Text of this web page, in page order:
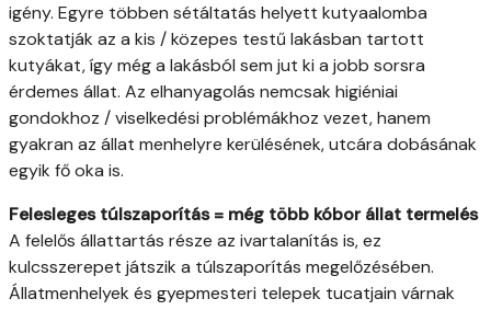
igény. Egyre többen sétáltatás helyett kutyaalomba
szoktatják az a kis / közepes testű lakásban tartott
kutyákat, így még a lakásból sem jut ki a jobb sorsra
érdemes állat. Az elhanyagolás nemcsak higiéniai
gondokhoz / viselkedési problémákhoz vezet, hanem
gyakran az állat menhelyre kerülésének, utcára dobásának
egyik fő oka is.
Felesleges túlszaporítás = még több kóbor állat termelés
A felelős állattartás része az ivartalanítás is, ez
kulcsszerepet játszik a túlszaporítás megelőzésében.
Állatmenhelyek és gyepmesteri telepek tucatjain várnak